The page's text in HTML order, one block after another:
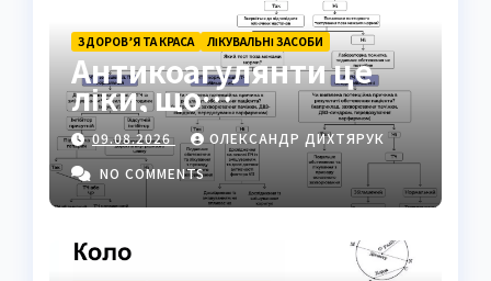
ЗДОРОВ’Я ТА КРАСА ЛІКУВАЛЬНІ ЗАСОБИ
Антикоагулянти це
ліки, що
контролюють
згортання крові
09.08.2026
ОЛЕКСАНДР ДИХТЯРУК
NO COMMENTS